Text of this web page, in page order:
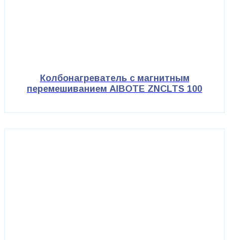
Колбонагреватель с магнитным
перемешиванием AIBOTE ZNCLTS 100